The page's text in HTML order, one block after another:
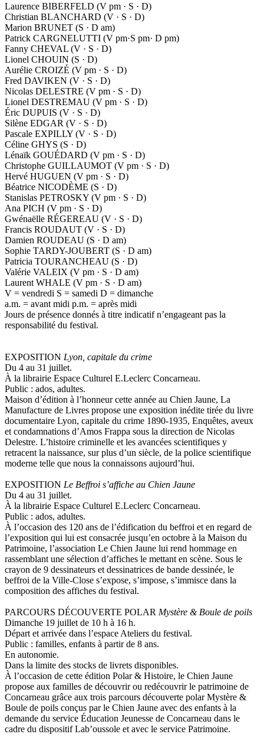
Laurence BIBERFELD (V pm · S · D)
Christian BLANCHARD (V · S · D)
Marion BRUNET (S · D am)
Patrick CARGNELUTTI (V pm·S pm· D pm)
Fanny CHEVAL (V · S · D)
Lionel CHOUIN (S · D)
Aurélie CROIZÉ (V pm · S · D)
Fred DAVIKEN (V · S · D)
Nicolas DELESTRE (V pm · S · D)
Lionel DESTREMAU (V pm · S · D)
Éric DUPUIS (V · S · D)
Silène EDGAR (V · S · D)
Pascale EXPILLY (V · S · D)
Céline GHYS (S · D)
Lénaïk GOUÉDARD (V pm · S · D)
Christophe GUILLAUMOT (V pm · S · D)
Hervé HUGUEN (V pm · S · D)
Béatrice NICODÈME (S · D)
Stanislas PETROSKY (V pm · S · D)
Ana PICH (V pm · S · D)
Gwénaëlle RÉGEREAU (V · S · D)
Francis ROUDAUT (V · S · D)
Damien ROUDEAU (S · D am)
Sophie TARDY-JOUBERT (S · D am)
Patricia TOURANCHEAU (S · D)
Valérie VALEIX (V pm · S · D am)
Laurent WHALE (V pm · S · D am)
V = vendredi S = samedi D = dimanche
a.m. = avant midi p.m. = après midi
Jours de présence donnés à titre indicatif n’engageant pas la
responsabilité du festival.
EXPOSITION Lyon, capitale du crime
Du 4 au 31 juillet.
À la librairie Espace Culturel E.Leclerc Concarneau.
Public : ados, adultes.
Maison d’édition à l’honneur cette année au Chien Jaune, La
Manufacture de Livres propose une exposition inédite tirée du livre
documentaire Lyon, capitale du crime 1890-1935, Enquêtes, aveux
et condamnations d’Amos Frappa sous la direction de Nicolas
Delestre. L’histoire criminelle et les avancées scientifiques y
retracent la naissance, sur plus d’un siècle, de la police scientifique
moderne telle que nous la connaissons aujourd’hui.
EXPOSITION Le Beffroi s’affiche au Chien Jaune
Du 4 au 31 juillet.
À la librairie Espace Culturel E.Leclerc Concarneau.
Public : ados, adultes.
À l’occasion des 120 ans de l’édification du beffroi et en regard de
l’exposition qui lui est consacrée jusqu’en octobre à la Maison du
Patrimoine, l’association Le Chien Jaune lui rend hommage en
rassemblant une sélection d’affiches le mettant en scène. Sous le
crayon de 9 dessinateurs et dessinatrices de bande dessinée, le
beffroi de la Ville-Close s’expose, s’impose, s’immisce dans la
composition des affiches du festival.
PARCOURS DÉCOUVERTE POLAR Mystère & Boule de poils
Dimanche 19 juillet de 10 h à 16 h.
Départ et arrivée dans l’espace Ateliers du festival.
Public : familles, enfants à partir de 8 ans.
En autonomie.
Dans la limite des stocks de livrets disponibles.
À l’occasion de cette édition Polar & Histoire, le Chien Jaune
propose aux familles de découvrir ou redécouvrir le patrimoine de
Concarneau grâce aux trois parcours découverte polar Mystère &
Boule de poils conçus par le Chien Jaune avec des enfants à la
demande du service Éducation Jeunesse de Concarneau dans le
cadre du dispositif Lab’oussole et avec le service Patrimoine.